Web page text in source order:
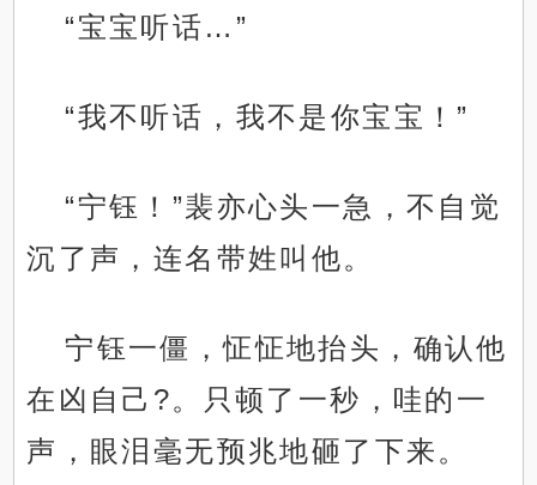
“宝宝听话…”
“我不听话，我不是你宝宝！”
“宁钰！”裴亦心头一急，不自觉
沉了声，连名带姓叫他。
宁钰一僵，怔怔地抬头，确认他
在凶自己?。只顿了一秒，哇的一
声，眼泪毫无预兆地砸了下来。